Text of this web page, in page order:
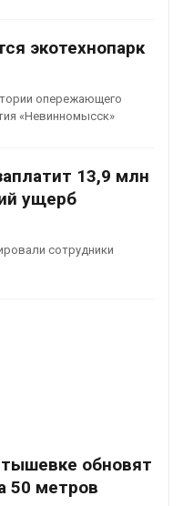
экотехнопарк
опережающего
«Невинномысск»
13,9 млн
ущерб
сотрудники
обновят
50 метров